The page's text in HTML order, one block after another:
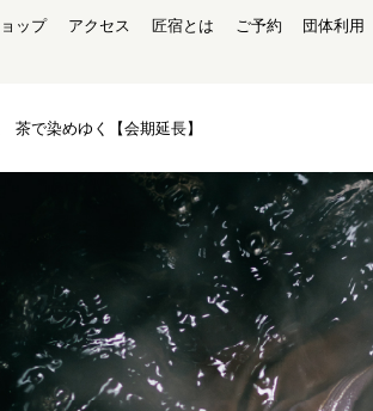
ップ アクセス 匠宿とは ご予約 団体利用
で染めゆく【会期延長】